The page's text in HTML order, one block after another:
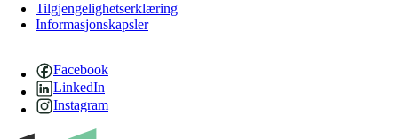
Tilgjengelighetserklæring
Informasjonskapsler
Facebook
LinkedIn
Instagram